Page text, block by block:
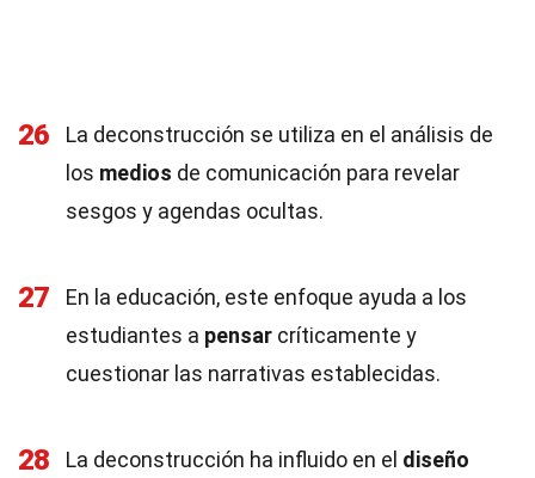
26
La deconstrucción se utiliza en el análisis de
los medios de comunicación para revelar
sesgos y agendas ocultas.
27
En la educación, este enfoque ayuda a los
estudiantes a pensar críticamente y
cuestionar las narrativas establecidas.
28 La deconstrucción ha influido en el diseño